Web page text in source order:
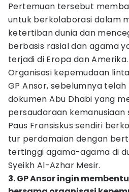
Pertemuan tersebut
untuk berkolaborasi dalam
ketertiban dunia dan
berbasis rasial dan agama
terjadi di Eropa dan Amerika.
Organisasi kepemudaan
GP Ansor, sebelumnya
dokumen Abu Dhabi yang
persaudaraan kemanusiaan
Paus Fransiskus sendiri
tur perdamaian dengan
tertinggi agama-agama di
Syeikh Al-Azhar Mesir.
3. GP Ansor ingin